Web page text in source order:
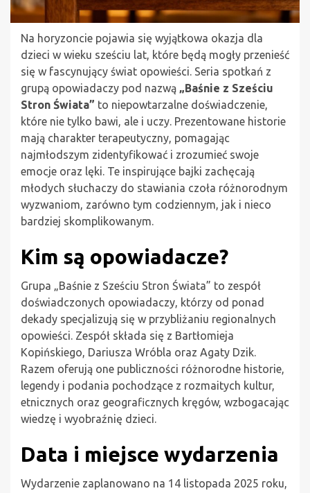
Na horyzoncie pojawia się wyjątkowa okazja dla
dzieci w wieku sześciu lat, które będą mogły przenieść
się w fascynujący świat opowieści. Seria spotkań z
grupą opowiadaczy pod nazwą „Baśnie z Sześciu
Stron Świata” to niepowtarzalne doświadczenie,
które nie tylko bawi, ale i uczy. Prezentowane historie
mają charakter terapeutyczny, pomagając
najmłodszym zidentyfikować i zrozumieć swoje
emocje oraz lęki. Te inspirujące bajki zachęcają
młodych słuchaczy do stawiania czoła różnorodnym
wyzwaniom, zarówno tym codziennym, jak i nieco
bardziej skomplikowanym.
Kim są opowiadacze?
Grupa „Baśnie z Sześciu Stron Świata” to zespół
doświadczonych opowiadaczy, którzy od ponad
dekady specjalizują się w przybliżaniu regionalnych
opowieści. Zespół składa się z Bartłomieja
Kopińskiego, Dariusza Wróbla oraz Agaty Dzik.
Razem oferują one publiczności różnorodne historie,
legendy i podania pochodzące z rozmaitych kultur,
etnicznych oraz geograficznych kręgów, wzbogacając
wiedzę i wyobraźnię dzieci.
Data i miejsce wydarzenia
Wydarzenie zaplanowano na 14 listopada 2025 roku,